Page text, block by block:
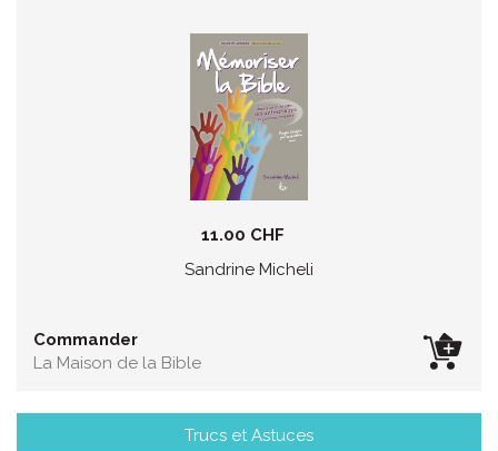
11.00 CHF
Sandrine Micheli
Commander
La Maison de la Bible
Trucs et Astuces